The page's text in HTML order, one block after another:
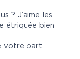
? J’aime les
étriquée bien
votre part.